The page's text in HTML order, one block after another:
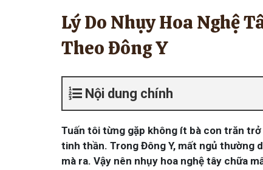
Lý Do Nhụy Hoa Nghệ
Theo Đông Y
Nội dung chính
Tuấn tôi từng gặp không ít bà con trăn
tinh thần. Trong Đông Y, mất ngủ thường
mà ra. Vậy nên nhụy hoa nghệ tây chữa